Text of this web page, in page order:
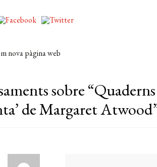
nova pàgina web
sobre “
de Margaret Atwood